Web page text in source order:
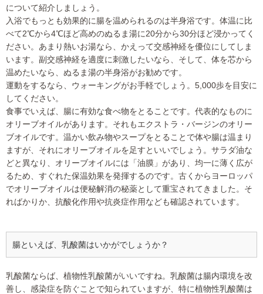
について紹介しましょう。
入浴でもっとも効果的に腸を温められるのは半身浴です。体温に比
べて2℃から4℃ほど高めのぬるま湯に20分から30分ほど浸かってく
ださい。あまり熱いお湯なら、かえって交感神経を優位にしてしま
います。副交感神経を適度に刺激したいなら、そして、体を芯から
温めたいなら、ぬるま湯の半身浴がお勧めです。
運動をするなら、ウォーキングがお手軽でしょう。5,000歩を目安に
してください。
食事でいえば、腸に有効な食べ物をとることです。代表的なものに
オリーブオイルがあります。それもエクストラ・バージンのオリー
ブオイルです。温かい飲み物やスープをとることで体や腸は温まり
ますが、それにオリーブオイルを足すといいでしょう。サラダ油な
どと異なり、オリーブオイルには「油膜」があり、均一に薄く広が
るため、すぐれた保温効果を発揮するのです。古くからヨーロッパ
でオリーブオイルは便秘解消の秘薬として重宝されてきました。そ
ればかりか、抗酸化作用や抗炎症作用なども確認されています。
腸といえば、乳酸菌はいかがでしょうか？
乳酸菌ならば、植物性乳酸菌がいいですね。乳酸菌は腸内環境を改
善し、感染症を防ぐことで知られていますが、特に植物性乳酸菌は